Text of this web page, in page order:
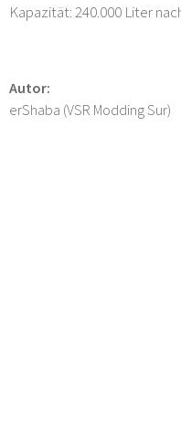
Kapazität: 240.000 Liter
Autor:
erShaba (VSR Modding Sur)